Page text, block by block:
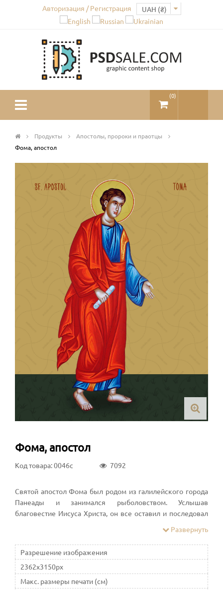
Авторизация / Регистрация
(0)
Продукты
Апостолы, пророки и праотцы
Фома, апостол
Фома, апостол
Код товара: 0046c 7092
Святой апостол Фома был родом из галилейского города
Панеады и занимался рыболовством. Услышав
благовестие Иисуса Христа, он все оставил и последовал
Развернуть
Разрешение изображения
2362x3150px
Макс. размеры печати (см)